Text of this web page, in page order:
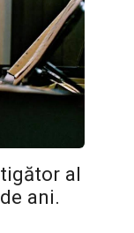
al
ani.